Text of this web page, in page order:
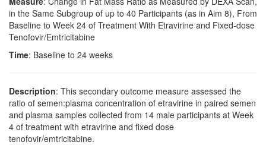
in the Same Subgroup of up to 40 Participants (as in Aim 8), From
Baseline to Week 24 of Treatment With Etravirine and Fixed-dose
Tenofovir/Emtricitabine
Time: Baseline to 24 weeks
Description: This secondary outcome measure assessed the
ratio of semen:plasma concentration of etravirine in paired semen
and plasma samples collected from 14 male participants at Week
4 of treatment with etravirine and fixed dose
tenofovir/emtricitabine.